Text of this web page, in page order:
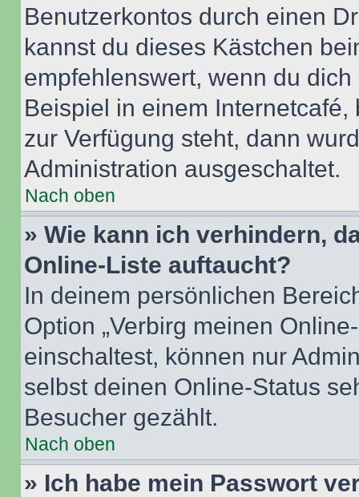
Benutzerkontos durch einen
kannst du dieses Kästchen
empfehlenswert, wenn du
Beispiel in einem
zur Verfügung steht, dann
Administration ausgeschaltet.
Nach oben
» Wie kann ich verhindern,
Online-Liste auftaucht?
In deinem persönlichen
Option „Verbirg meinen
einschaltest, können nur
selbst deinen Online-Status
Besucher gezählt.
Nach oben
» Ich habe mein Passwort